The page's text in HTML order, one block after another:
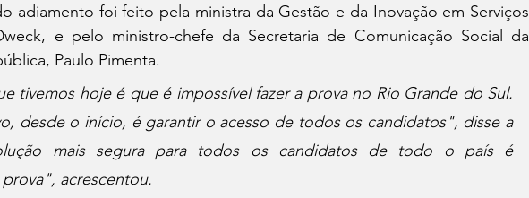
adiamento foi feito pela ministra da Gestão e da Inovação em Serviços
e pelo ministro-chefe da Secretaria de Comunicação Social da
Paulo Pimenta.
tivemos hoje é que é impossível fazer a prova no Rio Grande do Sul.
desde o início, é garantir o acesso de todos os candidatos", disse a
mais segura para todos os candidatos de todo o país é
acrescentou.